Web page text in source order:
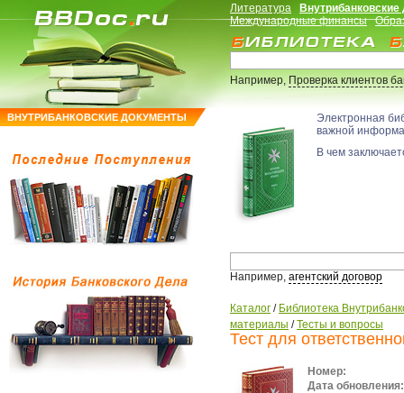
ВНУТРИБАНКОВСКИЕ ДОКУМЕНТЫ
Литература
Международные финансы
Например,Проверка клиентов
Электронная
важной
В чем
Например, агентский договор
Каталог / Библиотека
материалы /Тесты и вопросы
Тест для
Номер:
Дата обновления: